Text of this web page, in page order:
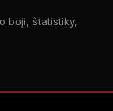
boji, štatistiky,